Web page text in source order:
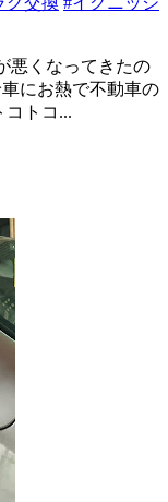
悪くなってきたの
にお熱で不動車の
コトコ...